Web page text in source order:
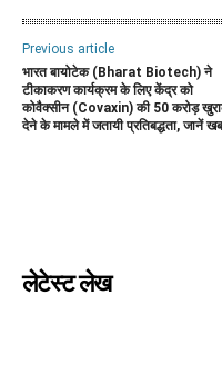
Previous article
भारत बायोटेक (Bharat Biotech) ने
टीकाकरण कार्यक्रम के लिए केंद्र को
कोवैक्सीन (Covaxin) की 50 करोड़
देने के मामले में जतायी प्रतिबद्धता, जानें
लेटेस्ट लेख